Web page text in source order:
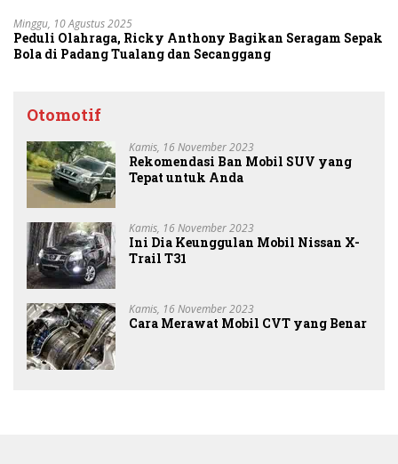
Minggu, 10 Agustus 2025
Peduli Olahraga, Ricky Anthony Bagikan Seragam Sepak
Bola di Padang Tualang dan Secanggang
Otomotif
Kamis, 16 November 2023
Rekomendasi Ban Mobil SUV yang
Tepat untuk Anda
Kamis, 16 November 2023
Ini Dia Keunggulan Mobil Nissan X-
Trail T31
Kamis, 16 November 2023
Cara Merawat Mobil CVT yang Benar